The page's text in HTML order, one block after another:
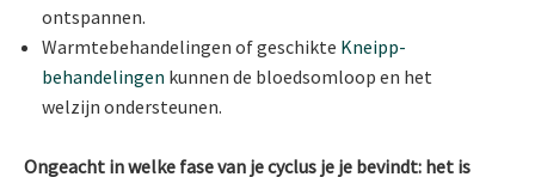
ontspannen.
Warmtebehandelingen of geschikte Kneipp-
behandelingen kunnen de bloedsomloop en het
welzijn ondersteunen.
Ongeacht in welke fase van je cyclus je je bevindt: het is